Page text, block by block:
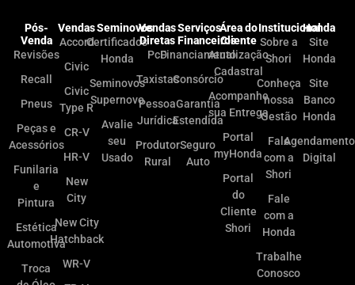
Pós-
Venda
Revisões
Recall
Pneus
Peças e
Acessórios
Funilaria
e
Pintura
Estética
Automotiva
Troca
Vendas
Accord
Civic
Civic
Type R
CR-V
HR-V
New
City
New City
Hatchback
WR-V
Seminovos
Certificados
Honda
Seminovos
Supernovo
Avalie
seu
Usado
Vendas
Diretas
PcD
Taxistas
Pessoa
Jurídica
Produtor
Rural
Serviços
Financeiros
Financiamento
Consórcio
Garantia
Estendida
Seguro
Auto
Área do
Cliente
Atualização
Cadastral
Acompanhe
sua Entrega
Portal
myHonda
Portal
do
Cliente
Shori
Institucional
Sobre a
Shori
Conheça
nossa
Gestão
Fale
com a
Shori
Fale
com a
Honda
Trabalhe
Conosco
Honda
Site
Honda
Site
Banco
Honda
Agendamento
Digital